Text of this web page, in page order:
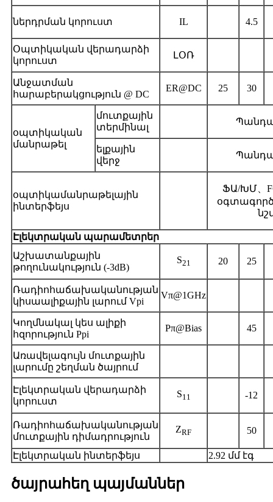
ներդրման կորուստ IL 4.5
Օպտիկական վերադարձի
կորուստ
ԼՕՌ
Անջատման
հարաբերակցություն @ DC
ER@DC 25 30
օպտիկական
մանրաթել
մուտքային
տերմինալ
Պանդա
ելքային
վերջ
Պանդա
օպտիկամանրաթելային
ինտերֆեյս
ՖԱ/ԽՄ
Էլեկտրական պարամետրեր
Աշխատանքային
թողունակություն (-3dB)
S21 20 25
Ռադիոհաճախականության
կիսաալիքային լարում Vpi
Vπ@1GHz
Կողմնակալ կես ալիքի
հզորություն Ppi
Pπ@Bias 45
Առավելագույն մուտքային
լարումը շեղման ծայրում
Էլեկտրական վերադարձի
կորուստ
S11 -12
Ռադիոհաճախականության
մուտքային դիմադրություն
ZRF 50
Էլեկտրական ինտերֆեյս 2.92 մմ էգ
ծայրահեղ պայմաններ